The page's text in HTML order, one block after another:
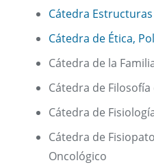
Cátedra
Cátedra de Ética,
Cátedra de la
Cátedra de
Cátedra de
Cátedra de
Oncológico